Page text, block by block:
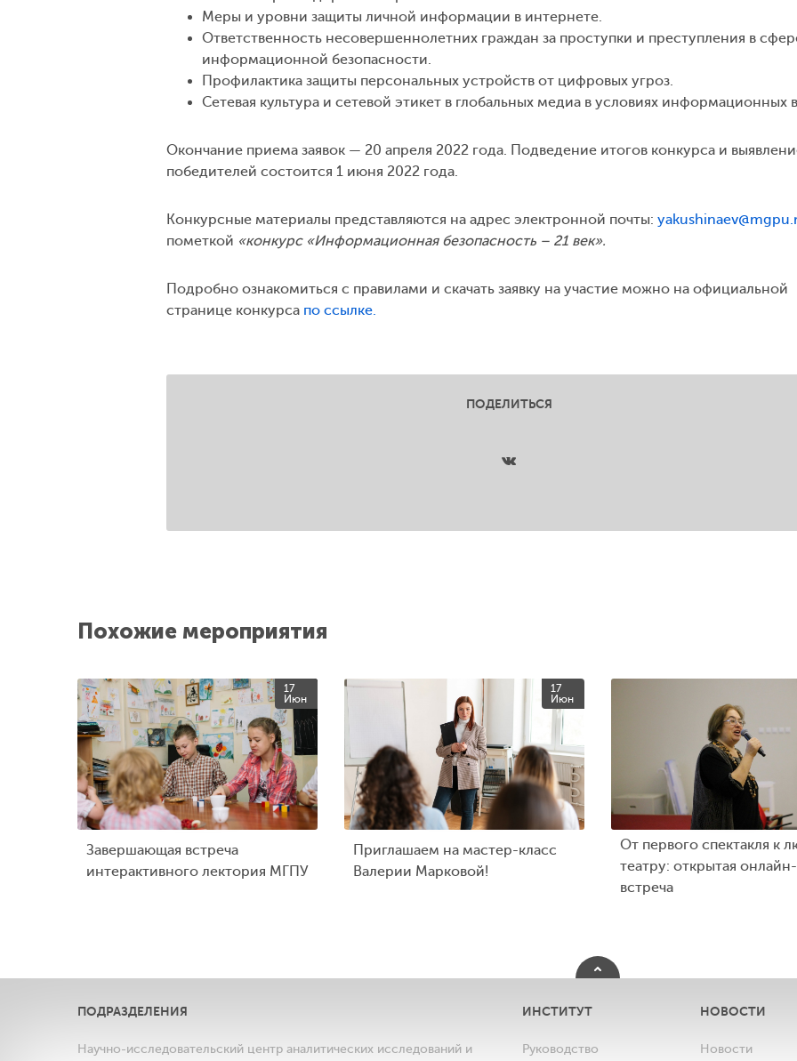
Меры и уровни защиты личной информации в интернете.
Ответственность несовершеннолетних граждан за проступки и преступления в
информационной безопасности.
Профилактика защиты персональных устройств от цифровых угроз.
Сетевая культура и сетевой этикет в глобальных медиа в условиях информационных
Окончание приема заявок — 20 апреля 2022 года. Подведение итогов конкурса и
победителей состоится 1 июня 2022 года.
Конкурсные материалы представляются на адрес электронной почты:
пометкой «конкурс «Информационная безопасность – 21 век».
Подробно ознакомиться с правилами и скачать заявку на участие можно на официальной
странице конкурса по ссылке.
ПОДЕЛИТЬСЯ
Похожие мероприятия
17
Июн
Завершающая встреча
интерактивного лектория МГПУ
17
Июн
Приглашаем на мастер-класс
Валерии Марковой!
От первого спектакля к
театру: открытая онлайн-
встреча
ПОДРАЗДЕЛЕНИЯ
Научно-исследовательский центр аналитических исследований и
ИНСТИТУТ
Руководство
НОВОСТИ
Новости